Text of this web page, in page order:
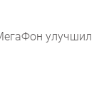
улучшил